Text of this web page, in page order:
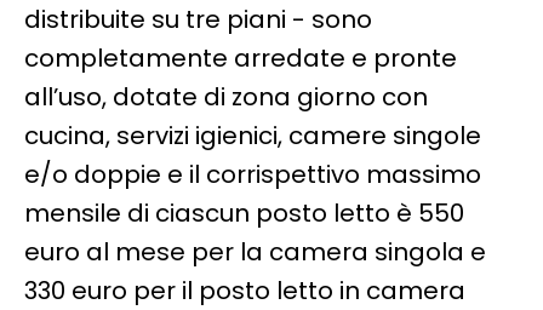
distribuite su tre piani - sono
completamente arredate e pronte
all’uso, dotate di zona giorno con
cucina, servizi igienici, camere singole
e/o doppie e il corrispettivo massimo
mensile di ciascun posto letto è 550
euro al mese per la camera singola e
330 euro per il posto letto in camera